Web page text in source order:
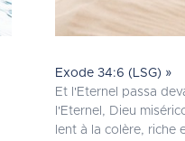
Exode 34:6 (LSG) »
Et l'Eternel passa
l'Eternel, Dieu
lent à la colère, riche